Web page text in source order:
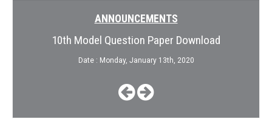
ANNOUNCEMENTS
10th Model Question Paper Download
Date : Monday, January 13th, 2020